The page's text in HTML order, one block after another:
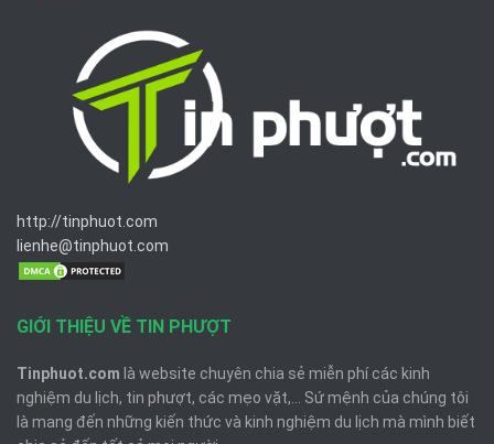
http://tinphuot.com
lienhe@tinphuot.com
GIỚI THIỆU VỀ TIN PHƯỢT
Tinphuot.com là website chuyên chia sẻ miễn phí các kinh
nghiệm du lịch, tin phượt, các mẹo vặt,... Sứ mệnh của chúng tôi
là mang đến những kiến thức và kinh nghiệm du lịch mà mình biết